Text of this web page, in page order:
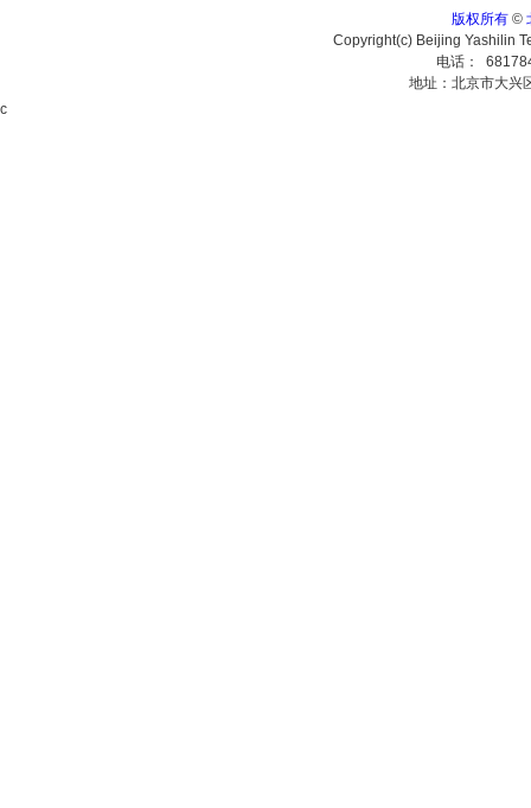
版权所有©
Copyright(c) Beijing Yashilin
电话：
地址：北京市大兴
c